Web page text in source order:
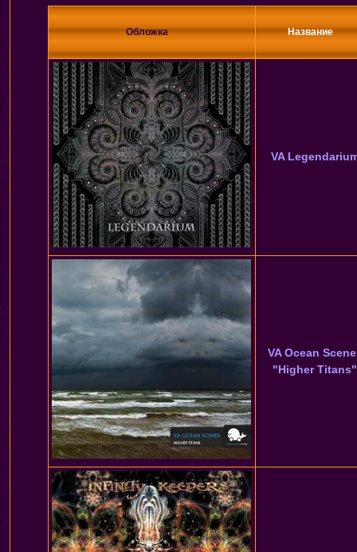
Обложка Название
VA
VA Ocean
"Higher Titans"